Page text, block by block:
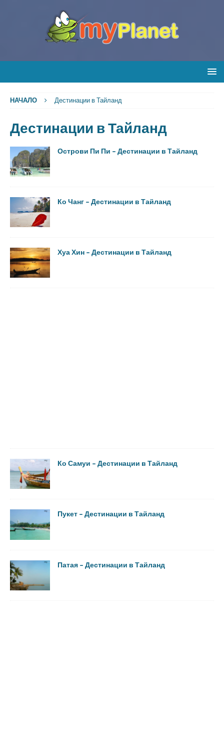
НАЧАЛО Дестинации в Тайланд
Дестинации в Тайланд
Острови Пи Пи – Дестинации в Тайланд
Ко Чанг – Дестинации в Тайланд
Хуа Хин – Дестинации в Тайланд
Ко Самуи – Дестинации в Тайланд
Пукет – Дестинации в Тайланд
Патая – Дестинации в Тайланд